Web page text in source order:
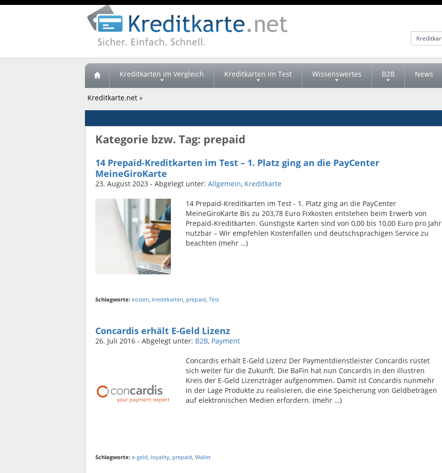
Kreditkarten im Vergleich Kreditkarten im Test Wissenswertes B2B News
Kreditkarte.net »
Kategorie bzw. Tag: prepaid
14 Prepaid-Kreditkarten im Test – 1. Platz ging an die PayCenter
MeineGiroKarte
23. August 2023 - Abgelegt unter: Allgemein, Kreditkarte
14 Prepaid-Kreditkarten im Test - 1. Platz ging an die PayCenter
MeineGiroKarte Bis zu 203,78 Euro Fixkosten entstehen beim Erwerb von
Prepaid-Kreditkarten. Günstigste Karten sind von 0,00 bis 10,00 Euro pro Jahr
nutzbar – Wir empfehlen Kostenfallen und deutschsprachigen Service zu
beachten (mehr …)
Schlagworte: kosten, kreditkarten, prepaid, Test
Concardis erhält E-Geld Lizenz
26. Juli 2016 - Abgelegt unter: B2B, Payment
Concardis erhält E-Geld Lizenz Der Paymentdienstleister Concardis rüstet
sich weiter für die Zukunft. Die BaFin hat nun Concardis in den illustren
Kreis der E-Geld Lizenzträger aufgenommen. Damit ist Concardis nunmehr
in der Lage Produkte zu realisieren, die eine Speicherung von Geldbeträgen
auf elektronischen Medien erfordern. (mehr …)
Schlagworte: e-geld loyality prepaid Wallet